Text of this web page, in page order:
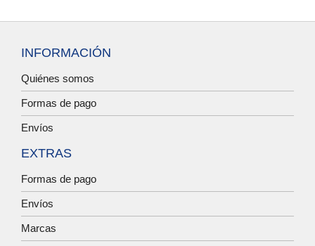
INFORMACIÓN
Quiénes somos
Formas de pago
Envíos
EXTRAS
Formas de pago
Envíos
Marcas